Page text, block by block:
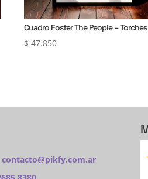
Cuadro Foster The People – Torches
$ 47.850
contacto@pikfy.com.ar